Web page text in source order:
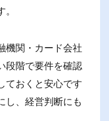
機関・カード会社
段階で要件を確認
ておくと安心です
し、経営判断にも